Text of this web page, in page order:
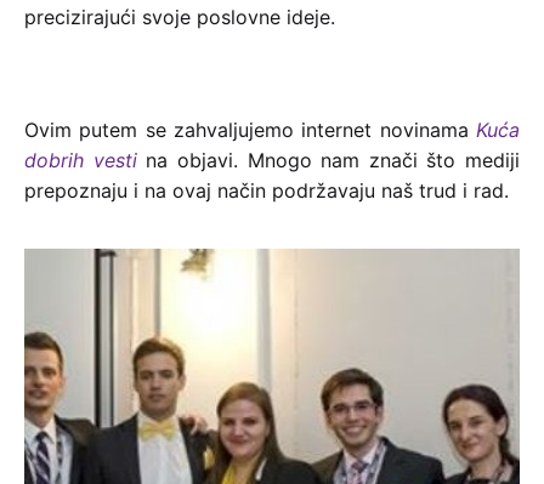
precizirajući svoje poslovne ideje.
Ovim putem se zahvaljujemo internet novinama Kuća
dobrih vestina objavi. Mnogo nam znači što mediji
prepoznaju i na ovaj način podržavaju naš trud i rad.